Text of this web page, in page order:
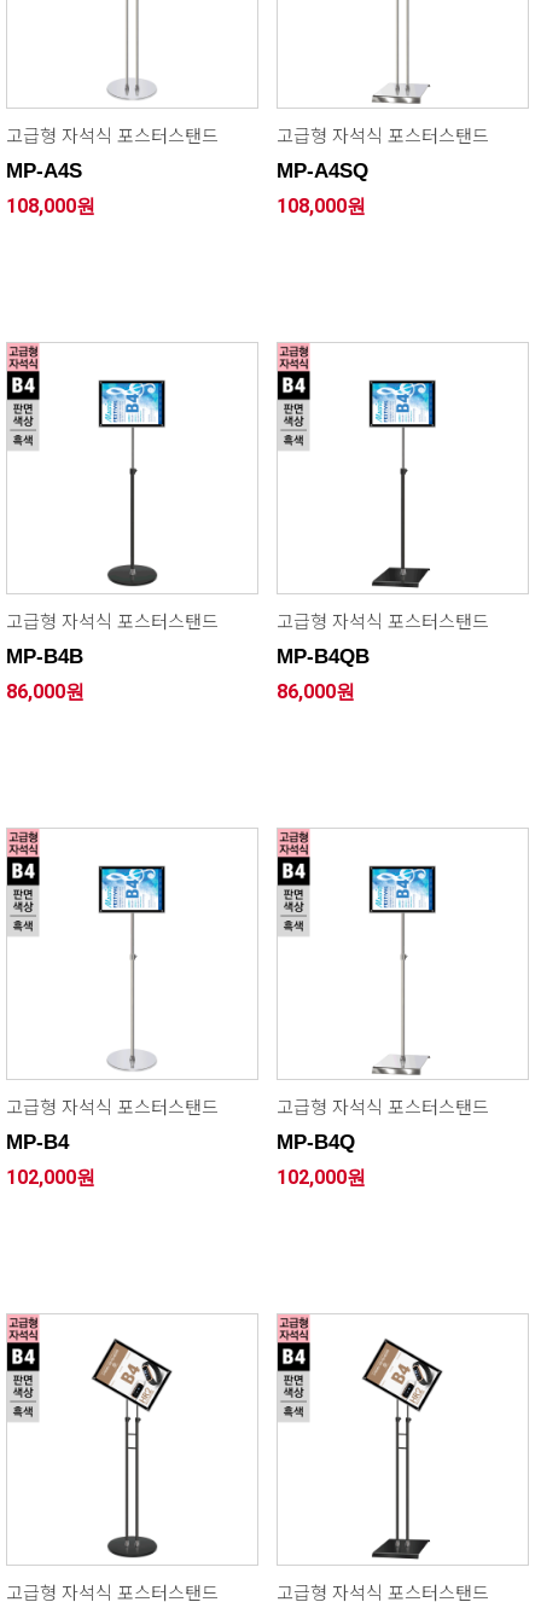
고급형 자석식 포스터스탠드
MP-A4S
108,000원
고급형 자석식 포스터스탠드
MP-A4SQ
108,000원
고급형 자석식 포스터스탠드
MP-B4B
86,000원
고급형 자석식 포스터스탠드
MP-B4QB
86,000원
고급형 자석식 포스터스탠드
MP-B4
102,000원
고급형 자석식 포스터스탠드
MP-B4Q
102,000원
고급형 자석식 포스터스탠드 고급형 자석식 포스터스탠드